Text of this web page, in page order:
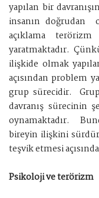
yapılan bir
insanın doğrudan
açıklama
yaratmaktadır.
ilişkide olmak
açısından problem
grup sürecidir.
davranış sürecinin
oynamaktadır.
bireyin ilişkini
teşvik etmesi
Psikoloji ve terörizm